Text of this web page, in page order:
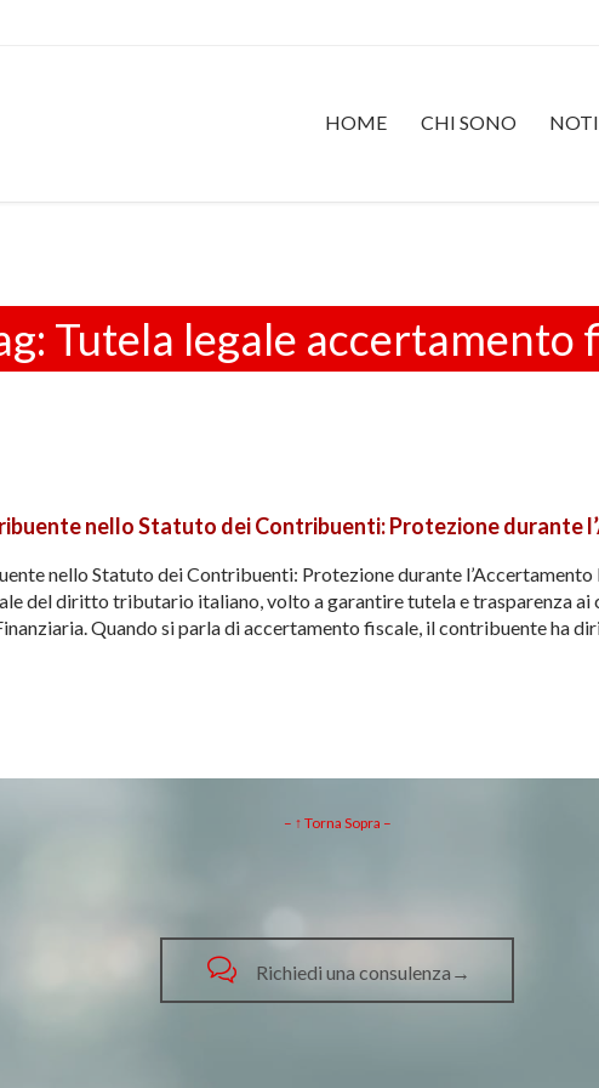
HOME CHI SONO
Tutela legale accertamento
nello Statuto dei Contribuenti: Protezione durante
nello Statuto dei Contribuenti: Protezione durante l’Accertamento
del diritto tributario italiano, volto a garantire tutela e trasparenza
Quando si parla di accertamento fiscale, il contribuente ha
– ↑ Torna Sopra –
 Richiedi una consulenza→